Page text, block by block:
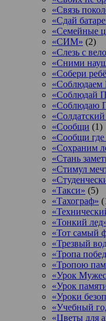
«Связь
«Сдай
«Семейные
«СИМ» (2)
«Слезь с
«Сними
«Собери
«Соблюдай
«Соблюдаю
«Сообщи (1)
«Сообщи где
«Сохраним
«Стань
«Стимул
«Такси» (5)
«Тахограф»
«Тонкий
«Тот самый
«Трезвый
«Тропа
«Тропою
«Урок
«Урок
«Уроки
«Учебный
«Цветы для